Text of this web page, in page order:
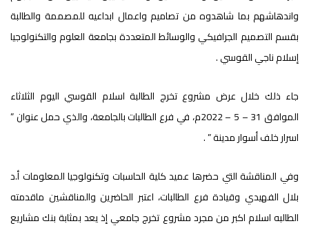
واندهاشهم بما شاهدوه من تصاميم واعمال ابداعيه للمصممة والطالبة
بقسم التصميم الجرافيكي والوسائط المتعددة بجامعة العلوم والتكنولوجيا
إسلام ناجي القوسي .
جاء ذلك خلال عرض مشروع تخرج الطالبة اسلام القوسي اليوم الثلاثاء
الموافق 31 – 5 – 2022م، في فرع الطالبات بالجامعة، والذي حمل عنوان ”
اسرار خلف أسوار مدينة ” .
وفي المناقشة التي حضرها عميد كلية الحاسبات وتكنولوجيا المعلومات أ.د
بلال الفهيدي وقيادة فرع الطالبات، اعتبر الحاضرين والمناقشين ماقدمته
الطالبه اسلام اكبر من مجرد مشروع تخرج جامعي إذ يعد بمثابة بنك مشاريع